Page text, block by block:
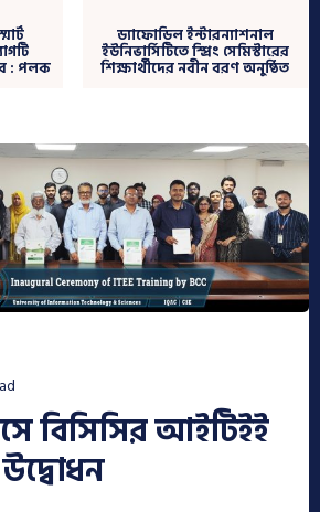
: পলক
ড্যাফোডিল ইন্টারন্যাশনাল
ইউনিভার্সিটিতে স্প্রিং সেমিস্টারের
শিক্ষার্থীদের নবীন বরণ অনুষ্ঠিত